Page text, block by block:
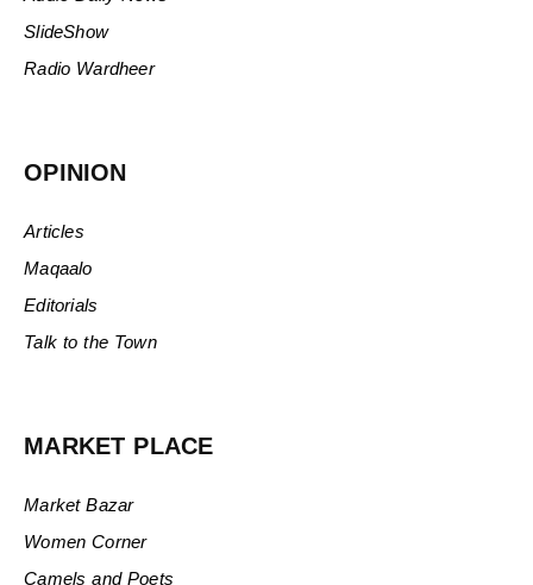
SlideShow
Radio Wardheer
OPINION
Articles
Maqaalo
Editorials
Talk to the Town
MARKET PLACE
Market Bazar
Women Corner
Camels and Poets